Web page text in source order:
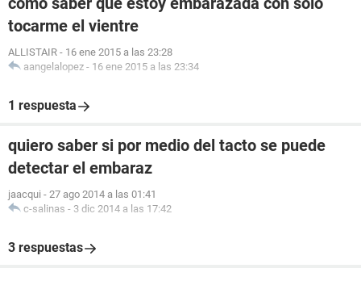
tocarme el vientre
ALLISTAIR - 16 ene 2015 a las 23:28
aangelalopez - 16 ene 2015 a las 23:34
1 respuesta
quiero saber si por medio del tacto se puede
detectar el embaraz
jaacqui - 27 ago 2014 a las 01:41
c-salinas - 3 dic 2014 a las 17:42
3 respuestas